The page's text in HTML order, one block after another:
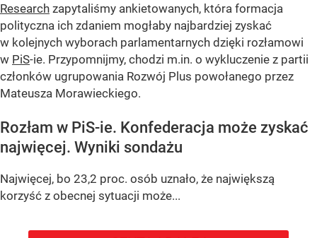
Research zapytaliśmy ankietowanych, która formacja
polityczna ich zdaniem mogłaby najbardziej zyskać
w kolejnych wyborach parlamentarnych dzięki rozłamowi
w PiS-ie. Przypomnijmy, chodzi m.in. o wykluczenie z partii
członków ugrupowania Rozwój Plus powołanego przez
Mateusza Morawieckiego.
Rozłam w PiS-ie. Konfederacja może zyskać
najwięcej. Wyniki sondażu
Najwięcej, bo 23,2 proc. osób uznało, że największą
korzyść z obecnej sytuacji może...